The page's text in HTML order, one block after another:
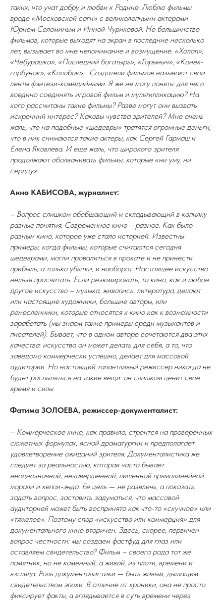
таких, что учат добру и любви к Родине. Люблю фильмы
вроде «Московской саги» с великолепными актерами
Юрием Соломиным и Инной Чуриковой. Но большинство
фильмов, которые выходят на экран в последние несколько
лет, вызывает во мне непонимание и возмущение. «Холоп»,
«Чебурашка», «Последний богатырь», «Горыныч», «Конек-
горбунок», «Колобок»… Создатели фильмов называют свои
ленты фэнтези-комедийными. Я же не могу понять: для чего
воедино соединять игровой фильм и мультипликацию? На
кого рассчитаны такие фильмы? Разве могут они вызвать
искренний интерес? Каковы чувства зрителей? Мне очень
жаль, что на подобные «шедевры» тратятся огромные деньги,
что в них снимаются такие актеры, как Сергей Гармаш и
Елена Яковлева. И еще жаль, что широкого зрителя
продолжают оболванивать фильмы, которые «ни уму, ни
сердцу».
Анна КАБИСОВА, журналист:
– Вопрос слишком обобщающий и складывающий в копилку
разные понятия. Современное кино – разное. Как было
разным кино, которое уже стало историей. Известны
примеры, когда фильмы, которые считаются сегодня
шедеврами, могли провалиться в прокате и не принести
прибыль, а только убытки, и наоборот. Настоящее искусство
нельзя просчитать. Если резюмировать, то кино, как и любое
другое искусство – музыка, живопись, литература, делают
или настоящие художники, большие авторы, или
ремесленники, которые относятся к кино как к возможности
заработать (мы знаем такие примеры среди музыкантов и
писателей). Бывает, что в одном авторе сочетаются два этих
качества: искусство он может делать для себя, а то, что
заведомо коммерчески успешно, делает для массовой
аудитории. Но настоящий талантливый режиссер никогда не
будет распыляться на такие вещи: он слишком ценит свое
время и силы.
Фатима ЗОЛОЕВА, режиссер-документалист:
– Коммерческое кино, как правило, строится на проверенных
сюжетных формулах, ясной драматургии и предполагает
удовлетворение ожиданий зрителя. Документалистика же
следует за реальностью, которая часто бывает
неоднозначной, незавершенной, лишенной прямолинейной
морали и хеппи-энда. Ее цель — не развлечь, а показать,
задать вопрос, заставить задуматься, что массовой
аудиторией может быть воспринято как что-то «скучное» или
«тяжелое». Поэтому спор «искусство или коммерция» для
документального кино вторичен. Здесь, скорее, первичен
вопрос честности: мы создаем фастфуд для глаз или
оставляем свидетельство? Фильм – своего рода тот же
памятник, но не каменный, а живой, из плоти, времени и
взгляда. Роль документалистики — быть живым, дышащим
свидетельством эпохи. В отличие от хроники, она не просто
фиксирует факты, а вглядывается в суть времени через